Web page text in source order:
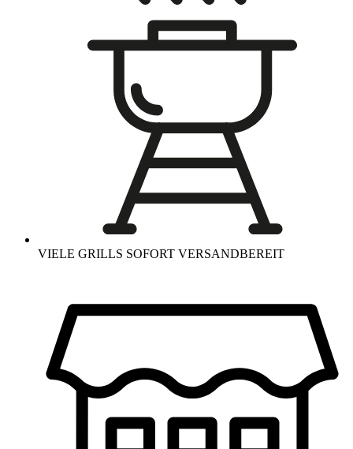
VIELE GRILLS SOFORT VERSANDBEREIT